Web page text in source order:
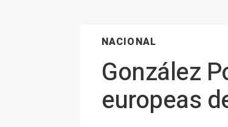
NACIONAL
González
europeas